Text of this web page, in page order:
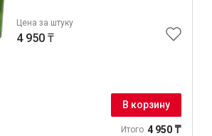
Цена за штуку
4 950 ₸
В корзину
Итого 4 950 ₸